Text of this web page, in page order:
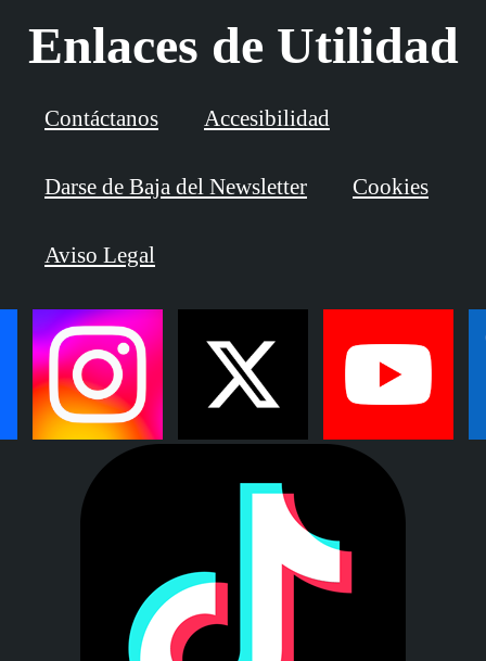
Enlaces de Utilidad
Contáctanos Accesibilidad
Darse de Baja del Newsletter Cookies
Aviso Legal